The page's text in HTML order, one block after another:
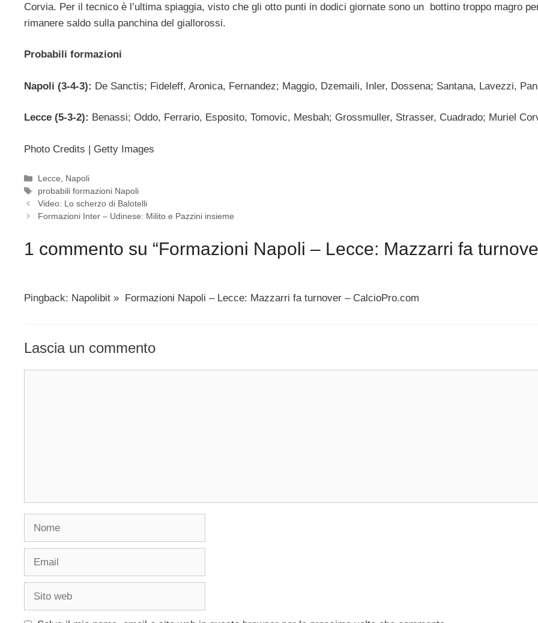
Corvia. Per il tecnico è l’ultima spiaggia, visto che gli otto punti in dodici giornate sono un bottino troppo magro
rimanere saldo sulla panchina del giallorossi.
Probabili formazioni
Napoli (3-4-3): De Sanctis; Fideleff, Aronica, Fernandez; Maggio, Dzemaili, Inler, Dossena; Santana, Lavezzi,
Lecce (5-3-2): Benassi; Oddo, Ferrario, Esposito, Tomovic, Mesbah; Grossmuller, Strasser, Cuadrado; Muriel
Photo Credits | Getty Images
Categorie
Lecce, Napoli
Tag
probabili formazioni Napoli
Video: Lo scherzo di Balotelli
Formazioni Inter – Udinese: Milito e Pazzini insieme
1 commento su “Formazioni Napoli – Lecce: Mazzarri fa
Pingback: Napolibit » Formazioni Napoli – Lecce: Mazzarri fa turnover – CalcioPro.com
Lascia un commento
Nome
Email
Sito